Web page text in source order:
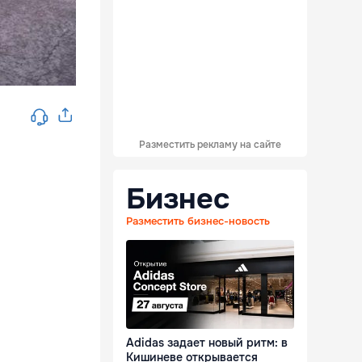
Разместить рекламу на сайте
Бизнес
Разместить бизнес-новость
Adidas задает новый ритм: в
Кишиневе открывается